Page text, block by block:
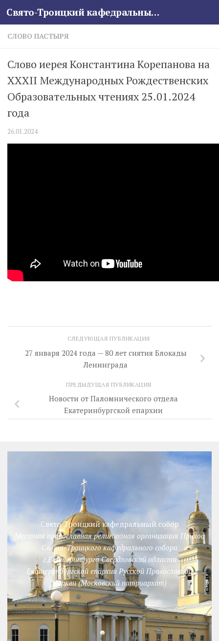
Skip to content Свято-Троицкий кафедральный собор
СЛОВО ПАСТЫРЯ
Слово иерея Константина Корепанова на
XXXII Международных Рождественских
Образовательных чтениях 25.01.2024
года
26.01.2024
СЛЕДУЮЩАЯ ПУБЛИКАЦИЯ
27 января 2024 года — 80 лет снятия Блокады
Ленинграда
ПРЕДЫДУЩАЯ ПУБЛИКАЦИЯ
Новости от Паломнического отдела
Екатеринбургской епархии
Свято-Троицкий кафедральный собор
Местная православная религиозная организация Приход
Свято-Троицкого кафедрального собора
г.Екатеринбурга Свердловской области
Екатеринбургской епархии Русской Православной
Церкви (Московский патриархат)